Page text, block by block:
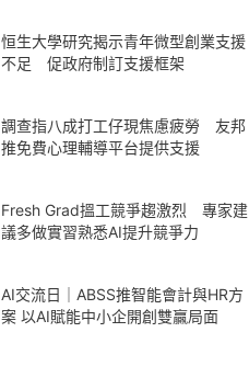
恒生大學研究揭示青年微型創業支援
不足 促政府制訂支援框架
調查指八成打工仔現焦慮疲勞 友邦
推免費心理輔導平台提供支援
Fresh Grad搵工競爭趨激烈 專家建
議多做實習熟悉AI提升競爭力
AI交流日｜ABSS推智能會計與HR方
案 以AI賦能中小企開創雙贏局面